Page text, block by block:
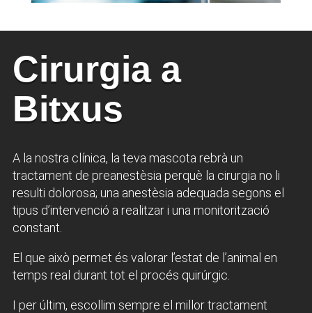
Cirurgia a
Bitxus
A la nostra clínica, la teva mascota rebrà un
tractament de preanestèsia perquè la cirurgia no li
resulti dolorosa; una anestèsia adequada segons el
tipus d’intervenció a realitzar i una monitorització
constant.
El que això permet és valorar l’estat de l’animal en
temps real durant tot el procés quirúrgic.
I per últim, escollim sempre el millor tractament